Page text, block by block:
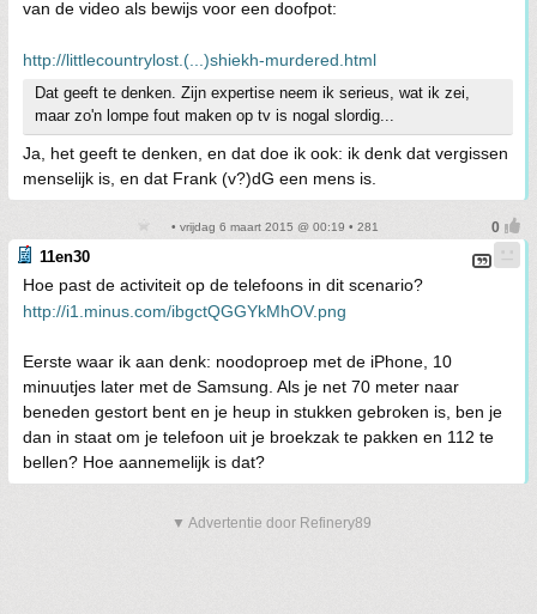
van de video als bewijs voor een doofpot:
http://littlecountrylost.(...)shiekh-murdered.html
Dat geeft te denken. Zijn expertise neem ik serieus, wat ik zei,
maar zo'n lompe fout maken op tv is nogal slordig...
Ja, het geeft te denken, en dat doe ik ook: ik denk dat vergissen
menselijk is, en dat Frank (v?)dG een mens is.
• vrijdag 6 maart 2015 @ 00:19 • 281
11en30
Hoe past de activiteit op de telefoons in dit scenario?
http://i1.minus.com/ibgctQGGYkMhOV.png
Eerste waar ik aan denk: noodoproep met de iPhone, 10
minuutjes later met de Samsung. Als je net 70 meter naar
beneden gestort bent en je heup in stukken gebroken is, ben je
dan in staat om je telefoon uit je broekzak te pakken en 112 te
bellen? Hoe aannemelijk is dat?
▼ Advertentie door Refinery89